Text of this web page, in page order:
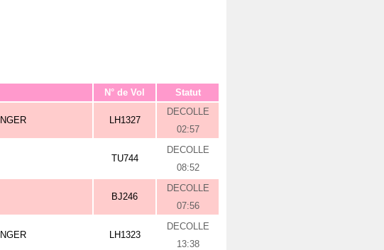
N° de Vol Statut
LH1327
DECOLLE
02:57
TU744
DECOLLE
08:52
BJ246
DECOLLE
07:56
LH1323
DECOLLE
13:38